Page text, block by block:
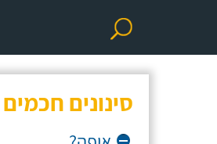
סינונים חכמים